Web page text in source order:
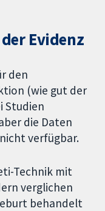
Evidenz
den
(wie gut der
Studien
die Daten
verfügbar.
Technik mit
verglichen
behandelt